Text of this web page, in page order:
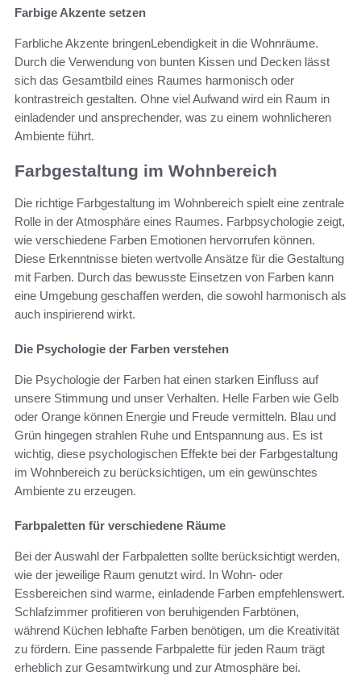
Farbige Akzente setzen
Farbliche Akzente bringenLebendigkeit in die Wohnräume.
Durch die Verwendung von bunten Kissen und Decken lässt
sich das Gesamtbild eines Raumes harmonisch oder
kontrastreich gestalten. Ohne viel Aufwand wird ein Raum in
einladender und ansprechender, was zu einem wohnlicheren
Ambiente führt.
Farbgestaltung im Wohnbereich
Die richtige Farbgestaltung im Wohnbereich spielt eine zentrale
Rolle in der Atmosphäre eines Raumes. Farbpsychologie zeigt,
wie verschiedene Farben Emotionen hervorrufen können.
Diese Erkenntnisse bieten wertvolle Ansätze für die Gestaltung
mit Farben. Durch das bewusste Einsetzen von Farben kann
eine Umgebung geschaffen werden, die sowohl harmonisch als
auch inspirierend wirkt.
Die Psychologie der Farben verstehen
Die Psychologie der Farben hat einen starken Einfluss auf
unsere Stimmung und unser Verhalten. Helle Farben wie Gelb
oder Orange können Energie und Freude vermitteln. Blau und
Grün hingegen strahlen Ruhe und Entspannung aus. Es ist
wichtig, diese psychologischen Effekte bei der Farbgestaltung
im Wohnbereich zu berücksichtigen, um ein gewünschtes
Ambiente zu erzeugen.
Farbpaletten für verschiedene Räume
Bei der Auswahl der Farbpaletten sollte berücksichtigt werden,
wie der jeweilige Raum genutzt wird. In Wohn- oder
Essbereichen sind warme, einladende Farben empfehlenswert.
Schlafzimmer profitieren von beruhigenden Farbtönen,
während Küchen lebhafte Farben benötigen, um die Kreativität
zu fördern. Eine passende Farbpalette für jeden Raum trägt
erheblich zur Gesamtwirkung und zur Atmosphäre bei.